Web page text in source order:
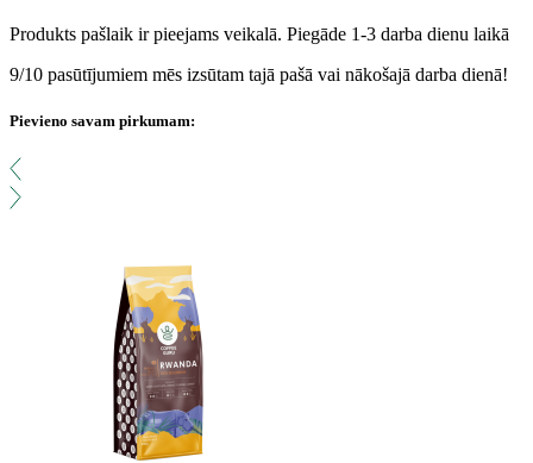
Produkts pašlaik ir pieejams veikalā. Piegāde 1-3 darba dienu laikā
9/10 pasūtījumiem mēs izsūtam tajā pašā vai nākošajā darba dienā!
Pievieno savam pirkumam: